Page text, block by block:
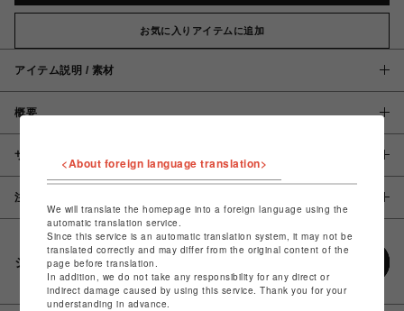
お気に入りアイテムに追加
アイテム説明 / 素材
概要
サイズ
注意事項
シェアする
<About foreign language translation>
We will translate the homepage into a foreign language using the
automatic translation service.
Since this service is an automatic translation system, it may not be
translated correctly and may differ from the original content of the
page before translation.
In addition, we do not take any responsibility for any direct or
indirect damage caused by using this service. Thank you for your
understanding in advance.